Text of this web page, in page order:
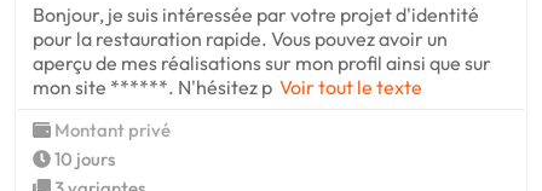
Bonjour, je suis intéressée par votre projet d'identité
pour la restauration rapide. Vous pouvez avoir un
aperçu de mes réalisations sur mon profil ainsi que sur
mon site ******. N'hésitez p Voir tout le texte
Montant privé
10 jours